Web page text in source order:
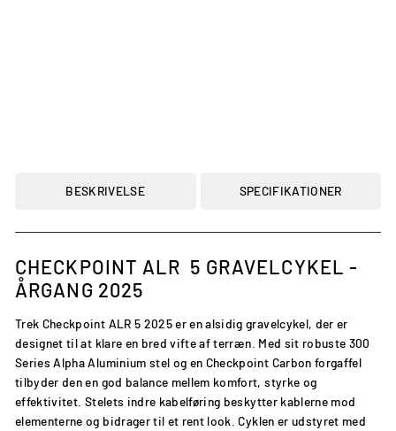
BESKRIVELSE SPECIFIKATIONER
CHECKPOINT ALR 5 GRAVELCYKEL -
ÅRGANG 2025
Trek Checkpoint ALR 5 2025 er en alsidig gravelcykel, der er
designet til at klare en bred vifte af terræn. Med sit robuste 300
Series Alpha Aluminium stel og en Checkpoint Carbon forgaffel
tilbyder den en god balance mellem komfort, styrke og
effektivitet. Stelets indre kabelføring beskytter kablerne mod
elementerne og bidrager til et rent look. Cyklen er udstyret med